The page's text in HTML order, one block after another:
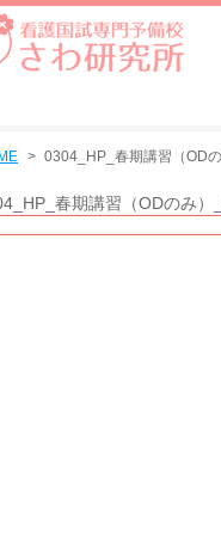
0304_HP_春期講習（OD
春期講習（ODのみ